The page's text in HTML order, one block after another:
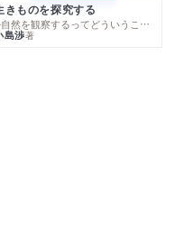
きものを探究する
─自然を観察するってどういうこと？
島渉著